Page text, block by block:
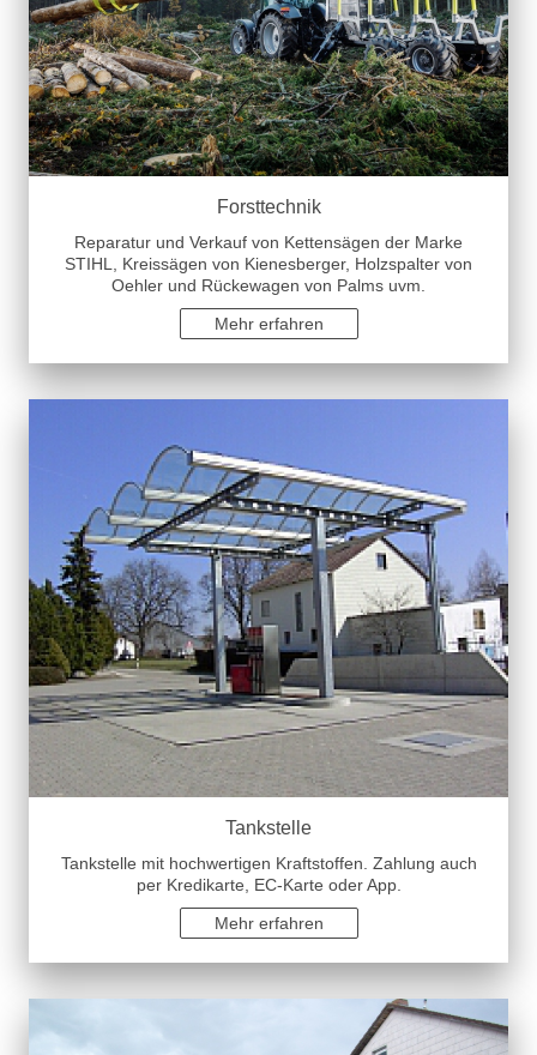
Forsttechnik
Reparatur und Verkauf von Kettensägen der Marke
STIHL, Kreissägen von Kienesberger, Holzspalter von
Oehler und Rückewagen von Palms uvm.
Mehr erfahren
Tankstelle
Tankstelle mit hochwertigen Kraftstoffen. Zahlung auch
per Kredikarte, EC-Karte oder App.
Mehr erfahren